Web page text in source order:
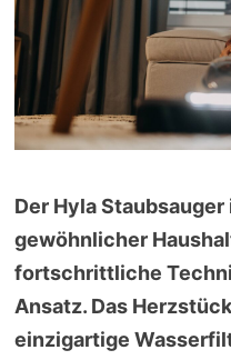
Der Hyla
gewöhnlicher
fortschrittliche
Ansatz. Das
einzigartige